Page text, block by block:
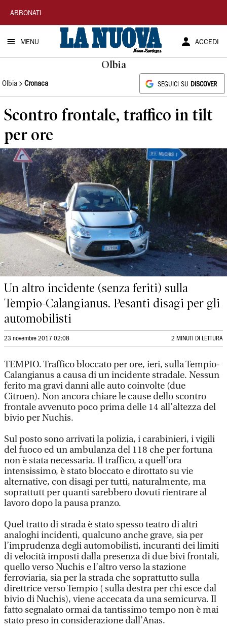
La
Nuova
Sardegna
ABBONATI
MENU ACCEDI
Olbia
Olbia Cronaca SEGUICI SU DISCOVER
Scontro frontale, traffico in tilt
per ore
Un altro incidente (senza feriti) sulla
Tempio-Calangianus. Pesanti disagi per gli
automobilisti
23 novembre 2017 02:08 2 MINUTI DI LETTURA
TEMPIO. Traffico bloccato per ore, ieri, sulla Tempio-
Calangianus a causa di un incidente stradale. Nessun
ferito ma gravi danni alle auto coinvolte (due
Citroen). Non ancora chiare le cause dello scontro
frontale avvenuto poco prima delle 14 all’altezza del
bivio per Nuchis.
Sul posto sono arrivati la polizia, i carabinieri, i vigili
del fuoco ed un ambulanza del 118 che per fortuna
non è stata necessaria. Il traffico, a quell’ora
intensissimo, è stato bloccato e dirottato su vie
alternative, con disagi per tutti, naturalmente, ma
soprattutt per quanti sarebbero dovuti rientrare al
lavoro dopo la pausa pranzo.
Quel tratto di strada è stato spesso teatro di altri
analoghi incidenti, qualcuno anche grave, sia per
l’imprudenza degli automobilisti, incuranti dei limiti
di velocità imposti dalla presenza di due bivi frontali,
quello verso Nuchis e l’altro verso la stazione
ferroviaria, sia per la strada che soprattutto sulla
direttrice verso Tempio ( sulla destra per chi esce dal
bivio di Nuchis), viene accecata da una semicurva. Il
fatto segnalato ormai da tantissimo tempo non è mai
stato preso in considerazione dall’Anas.